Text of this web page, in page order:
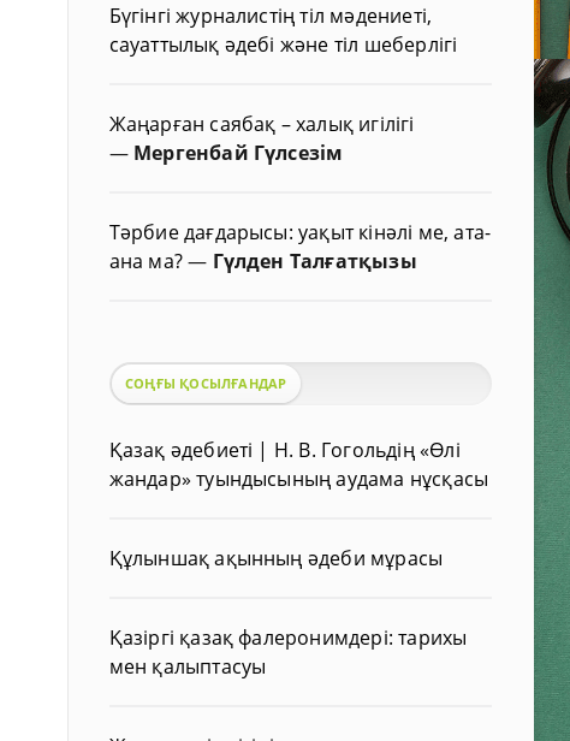
Бүгінгі журналистің тіл мәдениеті,
сауаттылық әдебі және тіл шеберлігі
Жаңарған саябақ – халық игілігі
— Мергенбай Гүлсезім
Тәрбие дағдарысы: уақыт кінәлі ме, ата-
ана ма?— Гүлден Талғатқызы
СОҢҒЫ ҚОСЫЛҒАНДАР
Қазақ әдебиеті | Н. В. Гогольдің «Өлі
жандар» туындысының аудама нұсқасы
Құлыншақ ақынның әдеби мұрасы
Қазіргі қазақ фалеронимдері: тарихы
мен қалыптасуы